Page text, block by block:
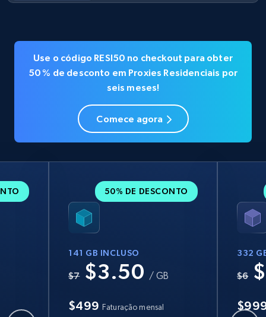
Use o código RESI50 no checkout para obter
50 % de desconto em Proxies Residenciais por
seis meses!
Comece agora
50% DE DESCONTO
141 GB INCLUSO
$7 $3.50 / GB
$499 Faturação mensal
332
$6